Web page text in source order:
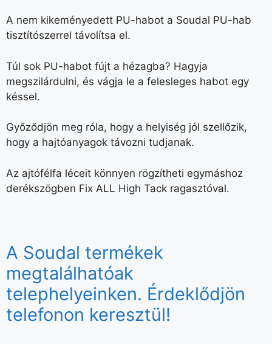
A nem kikeményedett PU-habot a Soudal PU-hab
tisztítószerrel távolítsa el.
Túl sok PU-habot fújt a hézagba? Hagyja
megszilárdulni, és vágja le a felesleges habot egy
késsel.
Győződjön meg róla, hogy a helyiség jól szellőzik,
hogy a hajtóanyagok távozni tudjanak.
Az ajtófélfa léceit könnyen rögzítheti egymáshoz
derékszögben Fix ALL High Tack ragasztóval.
A Soudal termékek
megtalálhatóak
telephelyeinken. Érdeklődjön
telefonon keresztül!